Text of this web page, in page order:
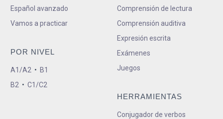
Español avanzado
Vamos a practicar
POR NIVEL
A1/A2 • B1
B2 • C1/C2
Comprensión de lectura
Comprensión auditiva
Expresión escrita
Exámenes
Juegos
HERRAMIENTAS
Conjugador de verbos